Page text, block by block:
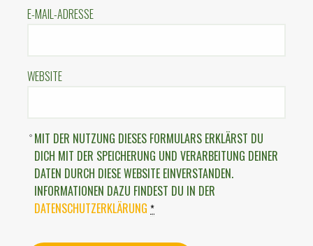
E-MAIL-ADRESSE
WEBSITE
MIT DER NUTZUNG DIESES FORMULARS ERKLÄRST DU
DICH MIT DER SPEICHERUNG UND VERARBEITUNG DEINER
DATEN DURCH DIESE WEBSITE EINVERSTANDEN.
INFORMATIONEN DAZU FINDEST DU IN DER
DATENSCHUTZERKLÄRUNG *